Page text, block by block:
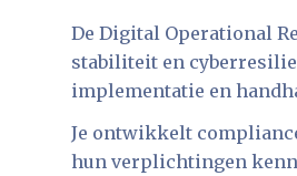
De Digital Operational
stabiliteit en
implementatie en
Je ontwikkelt
hun verplichtingen